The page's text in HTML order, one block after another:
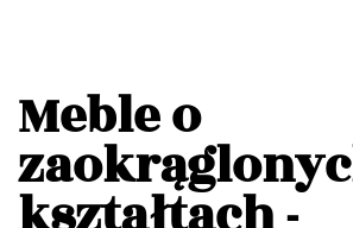
Meble o